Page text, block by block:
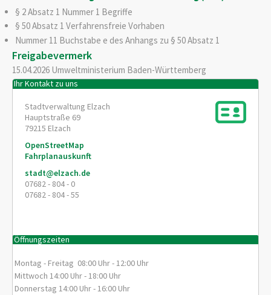
§ 2 Absatz 1 Nummer 1 Begriffe
§ 50 Absatz 1 Verfahrensfreie Vorhaben
Nummer 11 Buchstabe e des Anhangs zu § 50 Absatz 1
Freigabevermerk
15.04.2026 Umweltministerium Baden-Württemberg
Ihr Kontakt zu uns
Stadtverwaltung Elzach
Hauptstraße 69
79215 Elzach
OpenStreetMap
Fahrplanauskunft
stadt@elzach.de
07682 - 804 - 0
07682 - 804 - 55
Öffnungszeiten
Montag - Freitag 08:00 Uhr - 12:00 Uhr
Mittwoch 14:00 Uhr - 18:00 Uhr
Donnerstag 14:00 Uhr - 16:00 Uhr